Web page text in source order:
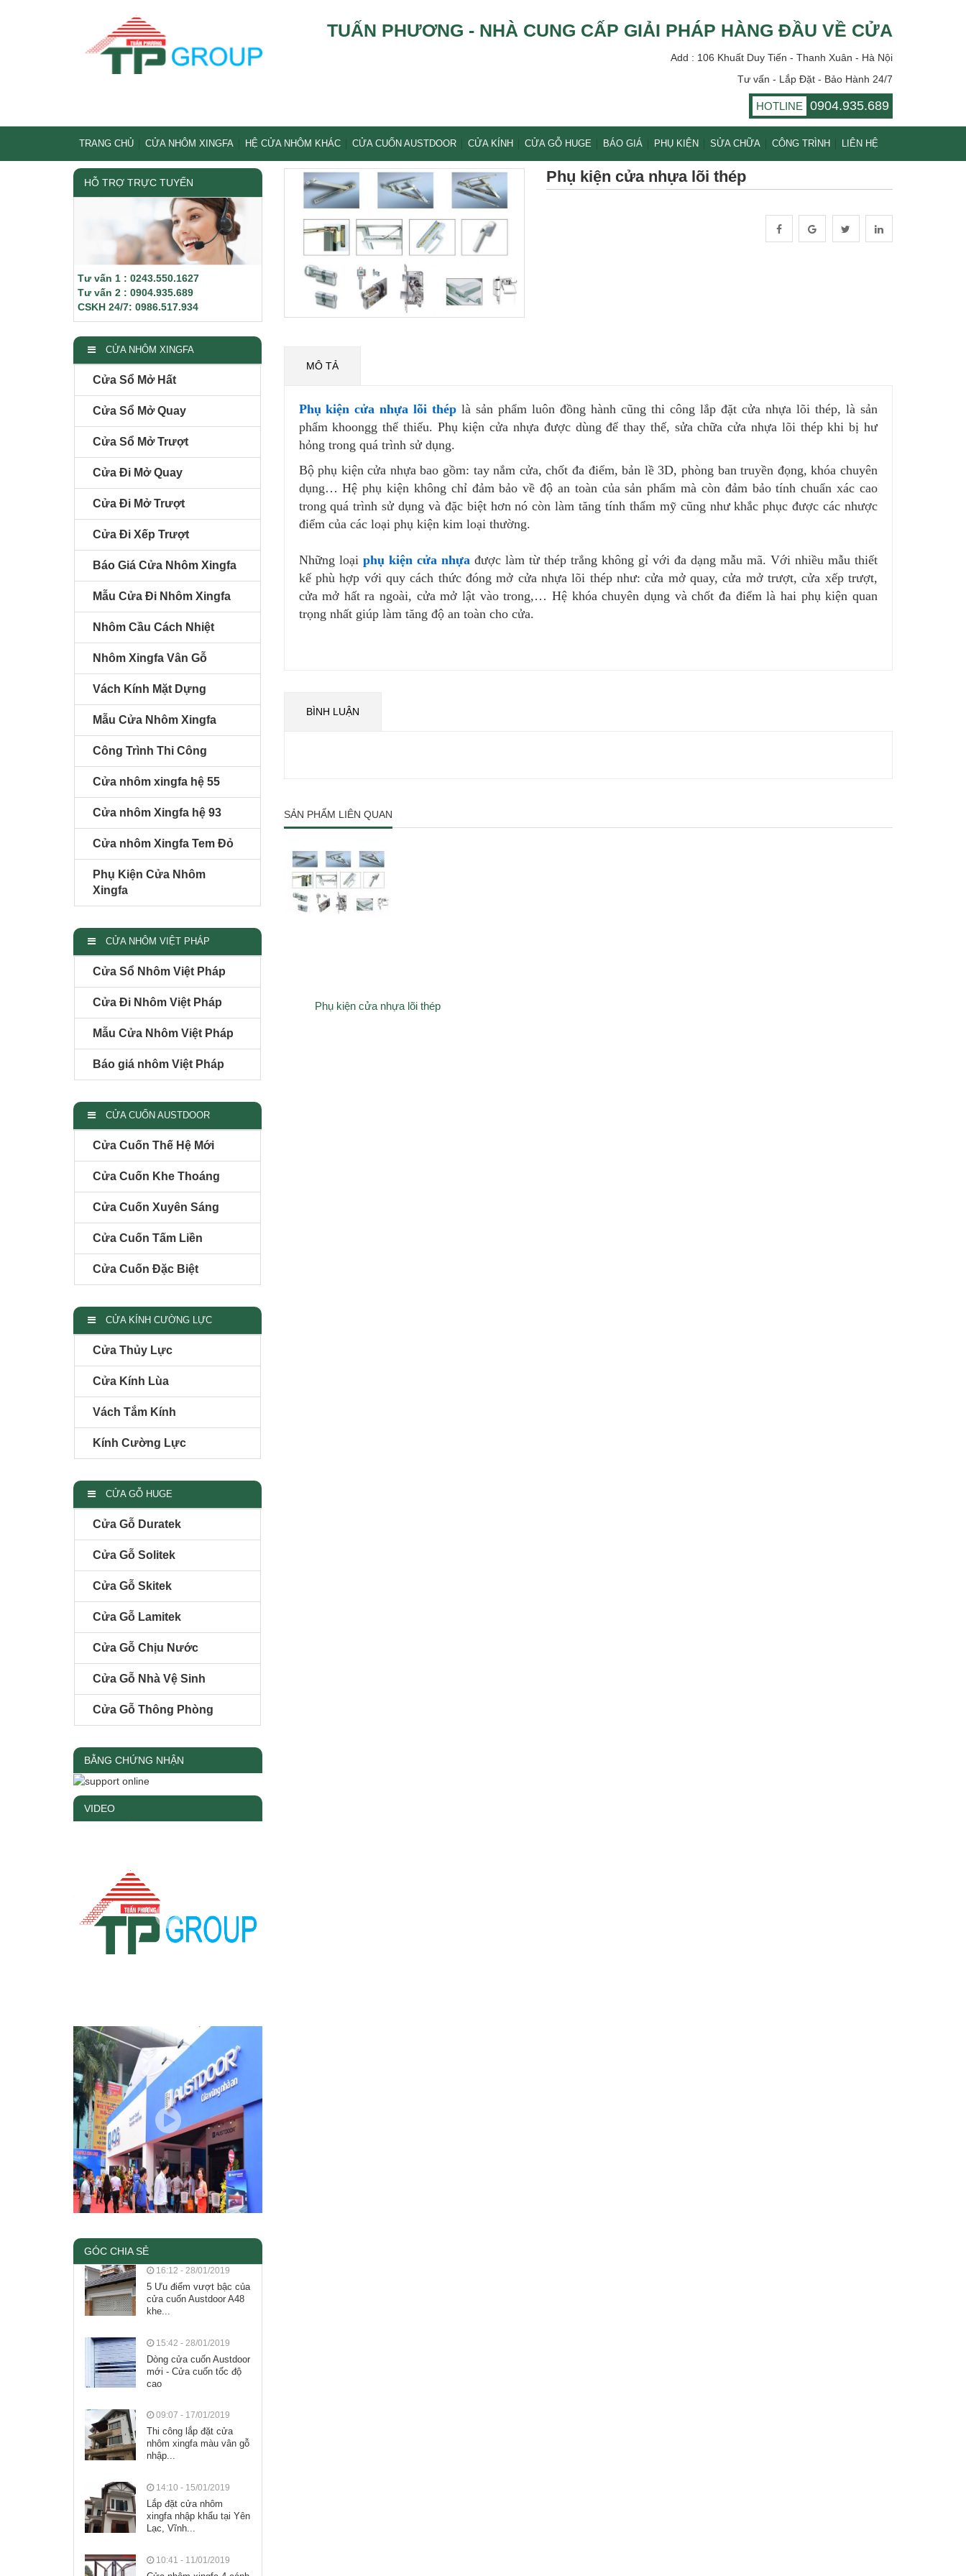
TUẤN PHƯƠNG - NHÀ CUNG CẤP GIẢI PHÁP HÀNG ĐẦU VỀ CỬA
Add : 106 Khuất Duy Tiến - Thanh Xuân - Hà Nội
Tư vấn - Lắp Đặt - Bảo Hành 24/7
HOTLINE 0904.935.689
TRANG CHỦ CỬA NHÔM XINGFA HỆ CỬA NHÔM KHÁC CỬA CUỐN AUSTDOOR CỬA KÍNH CỬA GỖ HUGE BÁO GIÁ PHỤ KIỆN SỬA CHỮA CÔNG TRÌNH LIÊN HỆ
HỖ TRỢ TRỰC TUYẾN
Tư vấn 1 : 0243.550.1627
Tư vấn 2 : 0904.935.689
CSKH 24/7: 0986.517.934
CỬA NHÔM XINGFA
Cửa Sổ Mở Hất
Cửa Sổ Mở Quay
Cửa Sổ Mở Trượt
Cửa Đi Mở Quay
Cửa Đi Mở Trượt
Cửa Đi Xếp Trượt
Báo Giá Cửa Nhôm Xingfa
Mẫu Cửa Đi Nhôm Xingfa
Nhôm Cầu Cách Nhiệt
Nhôm Xingfa Vân Gỗ
Vách Kính Mặt Dựng
Mẫu Cửa Nhôm Xingfa
Công Trình Thi Công
Cửa nhôm xingfa hệ 55
Cửa nhôm Xingfa hệ 93
Cửa nhôm Xingfa Tem Đỏ
Phụ Kiện Cửa Nhôm
Xingfa
CỬA NHÔM VIỆT PHÁP
Cửa Sổ Nhôm Việt Pháp
Cửa Đi Nhôm Việt Pháp
Mẫu Cửa Nhôm Việt Pháp
Báo giá nhôm Việt Pháp
CỬA CUỐN AUSTDOOR
Cửa Cuốn Thế Hệ Mới
Cửa Cuốn Khe Thoáng
Cửa Cuốn Xuyên Sáng
Cửa Cuốn Tấm Liền
Cửa Cuốn Đặc Biệt
CỬA KÍNH CƯỜNG LỰC
Cửa Thủy Lực
Cửa Kính Lùa
Vách Tắm Kính
Kính Cường Lực
CỬA GỖ HUGE
Cửa Gỗ Duratek
Cửa Gỗ Solitek
Cửa Gỗ Skitek
Cửa Gỗ Lamitek
Cửa Gỗ Chịu Nước
Cửa Gỗ Nhà Vệ Sinh
Cửa Gỗ Thông Phòng
BẰNG CHỨNG NHẬN
VIDEO
GÓC CHIA SẺ
16:12 - 28/01/2019
5 Ưu điểm vượt bậc của
cửa cuốn Austdoor A48
khe...
15:42 - 28/01/2019
Dòng cửa cuốn Austdoor
mới - Cửa cuốn tốc độ
cao
09:07 - 17/01/2019
Thi công lắp đặt cửa
nhôm xingfa màu vân gỗ
nhập...
14:10 - 15/01/2019
Lắp đặt cửa nhôm
xingfa nhập khẩu tại Yên
Lạc, Vĩnh...
10:41 - 11/01/2019
Phụ kiện cửa nhựa lõi thép
MÔ TẢ
Phụ kiện cửa nhựa lõi thép là sản phẩm luôn đồng hành cũng thi công lắp đặt cửa nhựa lõi thép, là sản
phẩm khoongg thể thiếu. Phụ kiện cửa nhựa được dùng để thay thế, sửa chữa cửa nhựa lõi thép khi bị hư
hỏng trong quá trình sử dụng.
Bộ phụ kiện cửa nhựa bao gồm: tay nắm cửa, chốt đa điểm, bản lề 3D, phòng ban truyền đọng, khóa chuyên
dụng… Hệ phụ kiện không chỉ đảm bảo về độ an toàn của sản phẩm mà còn đảm bảo tính chuẩn xác cao
trong quá trình sử dụng và đặc biệt hơn nó còn làm tăng tính thẩm mỹ cũng như khắc phục được các nhược
điểm của các loại phụ kiện kim loại thường.
Những loại phụ kiện cửa nhựađược làm từ thép trắng không gỉ với đa dạng mẫu mã. Với nhiều mẫu thiết
kế phù hợp với quy cách thức đóng mở cửa nhựa lõi thép như: cửa mở quay, cửa mở trượt, cửa xếp trượt,
cửa mở hất ra ngoài, cửa mở lật vào trong,… Hệ khóa chuyên dụng và chốt đa điểm là hai phụ kiện quan
trọng nhất giúp làm tăng độ an toàn cho cửa.
BÌNH LUẬN
SẢN PHẨM LIÊN QUAN
Phụ kiện cửa nhựa lõi thép